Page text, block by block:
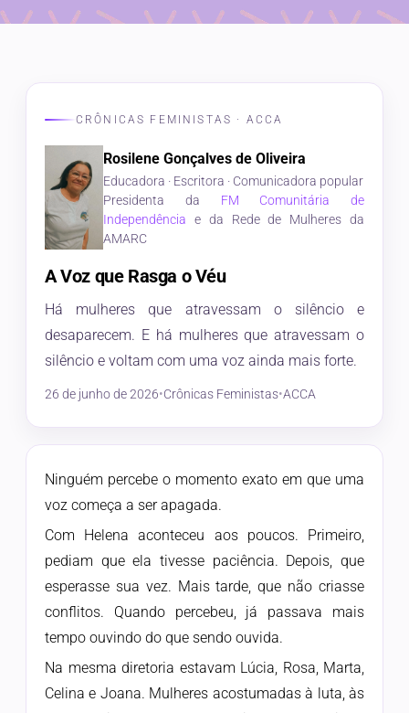
CRÔNICAS FEMINISTAS · ACCA
Rosilene Gonçalves de Oliveira
Educadora · Escritora · Comunicadora popular
Presidenta da FM Comunitária de
Independência e da Rede de Mulheres da
AMARC
A Voz que Rasga o Véu
Há mulheres que atravessam o silêncio e
desaparecem. E há mulheres que atravessam o
silêncio e voltam com uma voz ainda mais forte.
26 de junho de 2026•Crônicas Feministas•ACCA
Ninguém percebe o momento exato em que uma
voz começa a ser apagada.
Com Helena aconteceu aos poucos. Primeiro,
pediam que ela tivesse paciência. Depois, que
esperasse sua vez. Mais tarde, que não criasse
conflitos. Quando percebeu, já passava mais
tempo ouvindo do que sendo ouvida.
Na mesma diretoria estavam Lúcia, Rosa, Marta,
Celina e Joana. Mulheres acostumadas à luta, às